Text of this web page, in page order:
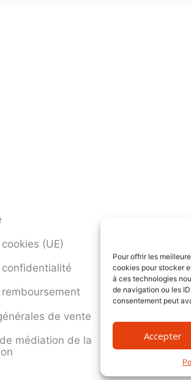
Pour offrir les
cookies pour stocker
à ces technologies
de navigation ou les
consentement peut
Accepter
(UE)
de vente
médiation de la